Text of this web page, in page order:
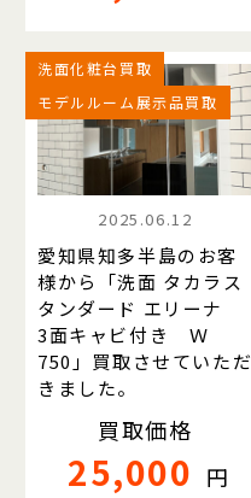
洗面化粧台買取
モデルルーム展示品買取
2025.06.12
愛知県知多半島のお客
様から「洗面 タカラス
タンダード エリーナ
3面キャビ付き Ｗ
750」買取させていただ
きました。
買取価格
25,000 円